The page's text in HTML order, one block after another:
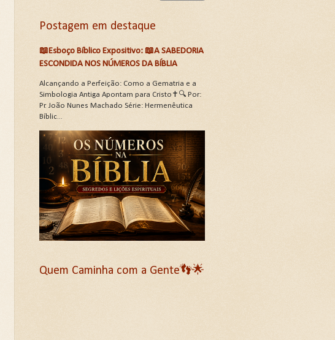
Postagem em destaque
📖Esboço Bíblico Expositivo: 📖A SABEDORIA
ESCONDIDA NOS NÚMEROS DA BÍBLIA
Alcançando a Perfeição: Como a Gematria e a
Simbologia Antiga Apontam para Cristo✝️🔍 Por:
Pr. João Nunes Machado Série: Hermenêutica
Bíblic...
Quem Caminha com a Gente👣🌟